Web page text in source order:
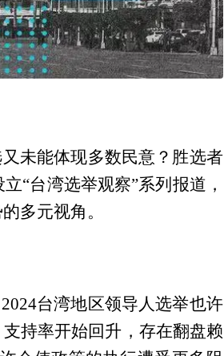
未能体现多数民意？胜选者
“台湾选举观察”系列报道，
多元视角。
台湾地区领导人选举也许
持率开始回升，存在翻盘赖